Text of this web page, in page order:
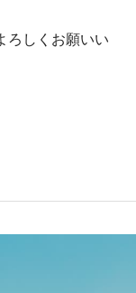
ろしくお願いい